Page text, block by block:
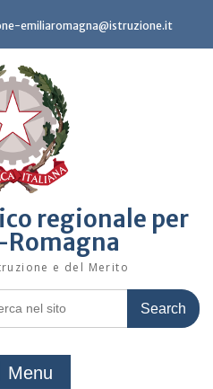
emiliaromagna@istruzione.it
regionale per
e del Merito
Menu